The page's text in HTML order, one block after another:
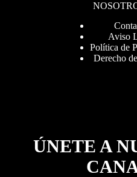
Aviso
Política de
Derecho
ÚNETE A